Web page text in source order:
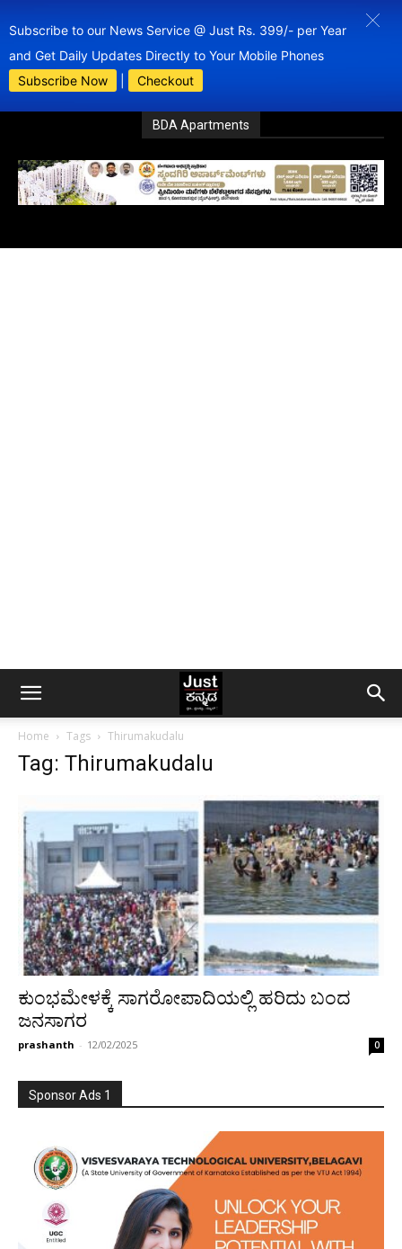
Subscribe to our News Service @ Just Rs. 399/- per Year
and Get Daily Updates Directly to Your Mobile Phones
Subscribe Now
Checkout
BDA Apartments
Home Tags Thirumakudalu
Tag: Thirumakudalu
ಕುಂಭಮೇಳಕ್ಕೆ ಸಾಗರೋಪಾದಿಯಲ್ಲಿ ಹರಿದು ಬಂದ
ಜನಸಾಗರ
prashanth - 12/02/2025 0
Sponsor Ads 1